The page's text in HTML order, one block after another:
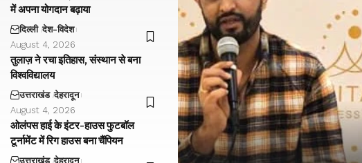
में अपना योगदान बढ़ाया
दिल्ली देश-विदेश
August 4, 2026
तुलाज़ ने रचा इतिहास, संस्थान से बना
विश्वविद्यालय
उत्तराखंड देहरादून
August 4, 2026
ओलंपस हाई के इंटर-हाउस फुटबॉल
टूर्नामेंट में रिग हाउस बना चैंपियन
उत्तराखंड देहरादून